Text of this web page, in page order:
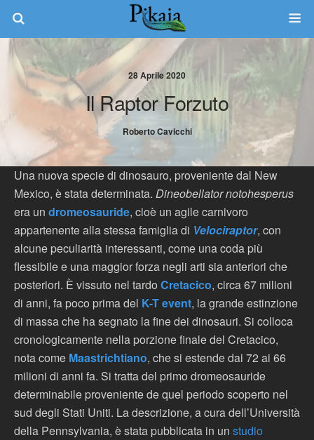
28 Aprile 2020
Il Raptor Forzuto
Roberto Cavicchi
Una nuova specie di dinosauro, proveniente dal New
Mexico, è stata determinata. Dineobellator notohesperus
era un dromeosauride, cioè un agile carnivoro
appartenente alla stessa famiglia di Velociraptor, con
alcune peculiarità interessanti, come una coda più
flessibile e una maggior forza negli arti sia anteriori che
posteriori. È vissuto nel tardo Cretacico, circa 67 milioni
di anni, fa poco prima del K-T event, la grande estinzione
di massa che ha segnato la fine dei dinosauri. Si colloca
cronologicamente nella porzione finale del Cretacico,
nota come Maastrichtiano, che si estende dai 72 ai 66
milioni di anni fa. Si tratta del primo dromeosauride
determinabile proveniente de quel periodo scoperto nel
sud degli Stati Uniti. La descrizione, a cura dell’Università
della Pennsylvania, è stata pubblicata in un studio